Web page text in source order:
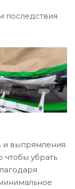
последствия
и выпрямления
чтобы убрать